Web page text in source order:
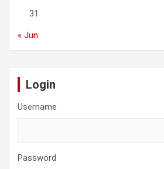
31
« Jun
Login
Username
Password